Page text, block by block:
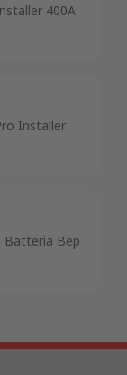
400A
Installer
Batteria Bep